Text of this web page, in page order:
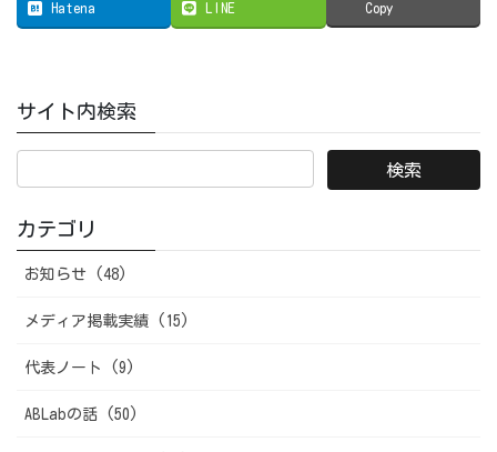
Hatena LINE Copy
サイト内検索
カテゴリ
お知らせ (48)
メディア掲載実績 (15)
代表ノート (9)
ABLabの話 (50)